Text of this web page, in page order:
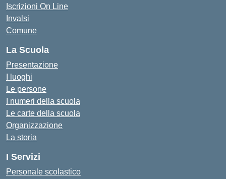
Iscrizioni On Line
Invalsi
Comune
La Scuola
Presentazione
I luoghi
Le persone
I numeri della scuola
Le carte della scuola
Organizzazione
La storia
I Servizi
Personale scolastico